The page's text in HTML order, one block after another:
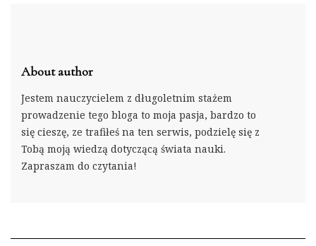
About author
Jestem nauczycielem z długoletnim stażem
prowadzenie tego bloga to moja pasja, bardzo to
się cieszę, ze trafiłeś na ten serwis, podzielę się z
Tobą moją wiedzą dotyczącą świata nauki.
Zapraszam do czytania!